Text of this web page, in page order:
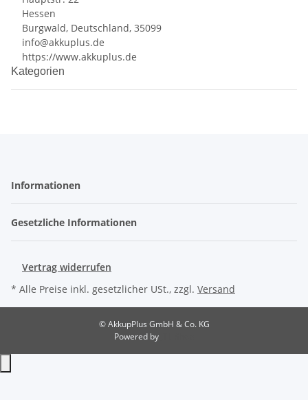
Hessen
Burgwald, Deutschland, 35099
info@akkuplus.de
https://www.akkuplus.de
Kategorien
Informationen
Gesetzliche Informationen
Vertrag widerrufen
* Alle Preise inkl. gesetzlicher USt., zzgl. Versand
© AkkupPlus GmbH & Co. KG
Powered by